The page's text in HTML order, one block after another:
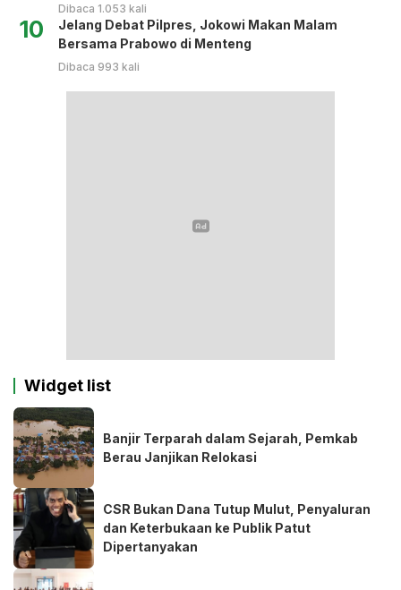
Dibaca 1.053 kali
10
Jelang Debat Pilpres, Jokowi Makan Malam
Bersama Prabowo di Menteng
Dibaca 993 kali
Widget list
Banjir Terparah dalam Sejarah, Pemkab
Berau Janjikan Relokasi
CSR Bukan Dana Tutup Mulut, Penyaluran
dan Keterbukaan ke Publik Patut
Dipertanyakan